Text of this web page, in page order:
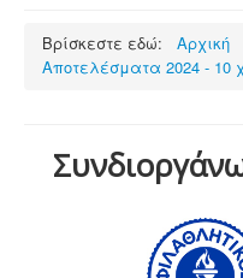
Βρίσκεστε εδώ:
Αρχική
Αποτελέσματα 2024 - 10